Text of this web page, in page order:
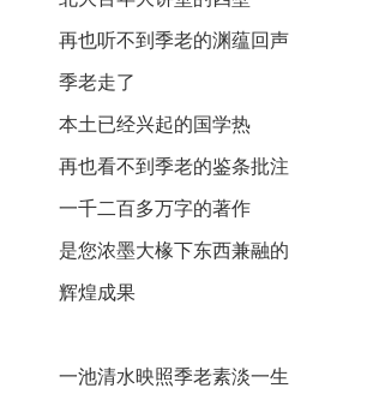
再也听不到季老的渊蕴回声
季老走了
本土已经兴起的国学热
再也看不到季老的鉴条批注
一千二百多万字的著作
是您浓墨大椽下东西兼融的
辉煌成果
一池清水映照季老素淡一生